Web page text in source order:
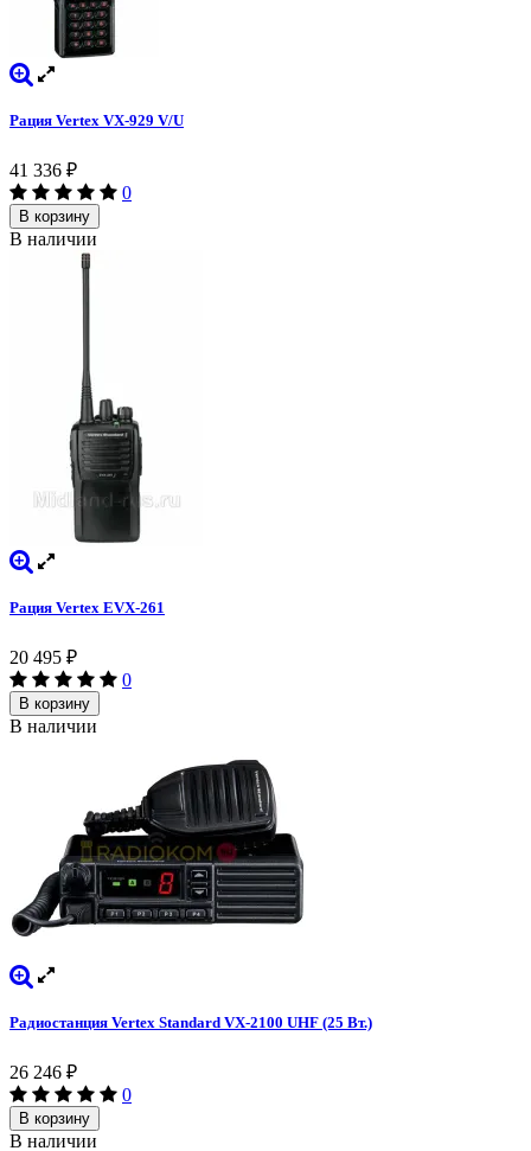
Рация Vertex VX-929 V/U
41 336 ₽
0
В корзину
В наличии
Рация Vertex EVX-261
20 495 ₽
0
В корзину
В наличии
Радиостанция Vertex Standard VX-2100 UHF (25 Вт.)
26 246 ₽
0
В корзину
В наличии